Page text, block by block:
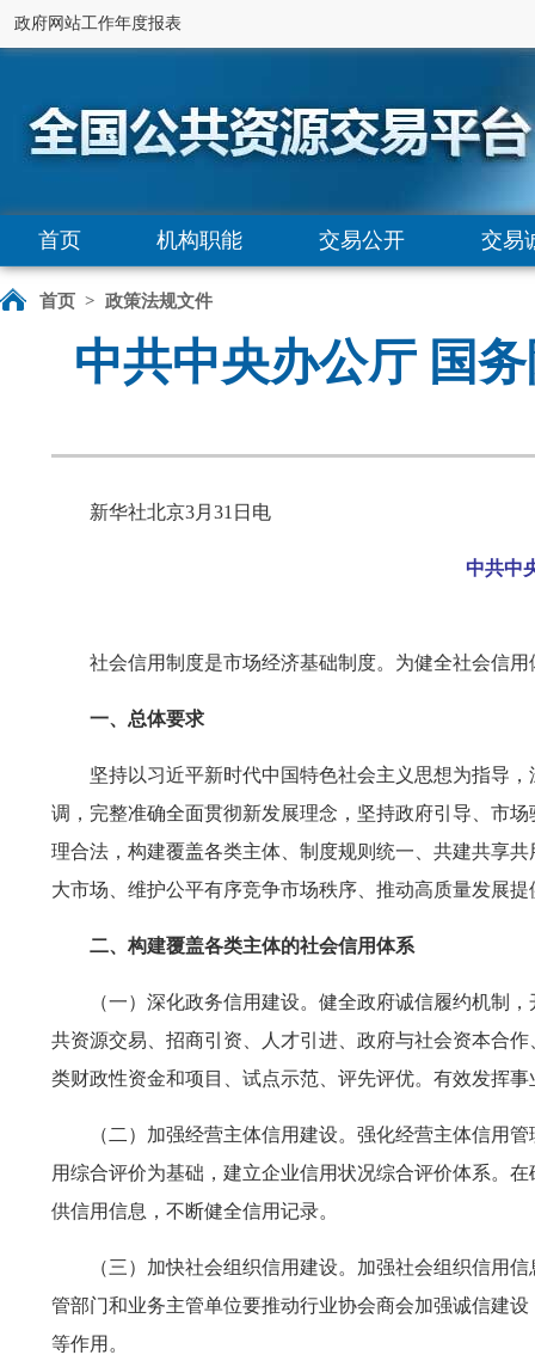
政府网站工作年度报表
首页 机构职能 交易公开 交易
首页 > 政策法规文件
中共中央办公厅 国
新华社北京3月31日电
中共中
社会信用制度是市场经济基础制度。为健全社会信
一、总体要求
坚持以习近平新时代中国特色社会主义思想为指导
调，完整准确全面贯彻新发展理念，坚持政府引导、市
理合法，构建覆盖各类主体、制度规则统一、共建共享
大市场、维护公平有序竞争市场秩序、推动高质量发展提
二、构建覆盖各类主体的社会信用体系
（一）深化政务信用建设。健全政府诚信履约机制
共资源交易、招商引资、人才引进、政府与社会资本合
类财政性资金和项目、试点示范、评先评优。有效发挥
（二）加强经营主体信用建设。强化经营主体信用
用综合评价为基础，建立企业信用状况综合评价体系。
供信用信息，不断健全信用记录。
（三）加快社会组织信用建设。加强社会组织信用
管部门和业务主管单位要推动行业协会商会加强诚信建
等作用。